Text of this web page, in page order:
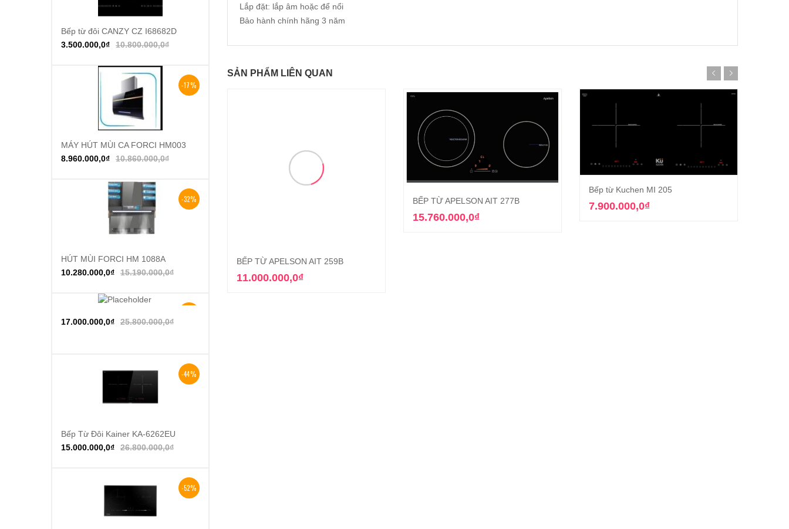
Lắp đặt: lắp âm hoặc để nổi
Bảo hành chính hãng 3 năm
SẢN PHẨM LIÊN QUAN
Thêm vào giỏ hàng
BẾP TỪ APELSON AIT 259B
11.000.000,0₫
Thêm vào giỏ hàng
BẾP TỪ APELSON AIT 277B
15.760.000,0₫
Thêm vào giỏ hàng
Bếp từ Kuchen MI 205
7.900.000,0₫
Thêm vào giỏ hàng
Bếp từ đôi CANZY CZ I68682D
10.800.000,0₫
3.500.000,0₫
-17%
Thêm vào giỏ hàng
MÁY HÚT MÙI CA FORCI HM003
10.860.000,0₫
8.960.000,0₫
-32%
Thêm vào giỏ hàng
HÚT MÙI FORCI HM 1088A
15.190.000,0₫
10.280.000,0₫
Thêm vào giỏ hàng
25.800.000,0₫
17.000.000,0₫
-44%
Thêm vào giỏ hàng
Bếp Từ Đôi Kainer KA-6262EU
26.800.000,0₫
15.000.000,0₫
-52%